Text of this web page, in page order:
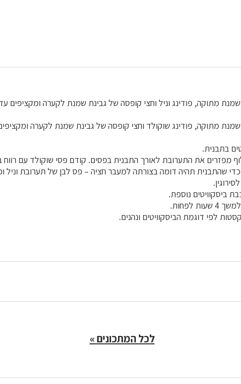
מתוקה, פודינג וניל וחצי קופסה של גבינת שמנת לקערה ומקציפים
מתוקה, פודינג שוקולד וחצי קופסה של גבינת שמנת לקערה
בתבנית.
מפזרים את התערובת לאורך התבנית בפסים. קודם פסי שוקולד עם רווח
כדי שהתבנית תהיה דומה בצורתה למעבר חציה – פס לבן של תערובת וניל
ביסקוויטים נוספת.
לפחות.
לפי דוגמת הביסקוויטים ונהנים.
לכל המתכונים »